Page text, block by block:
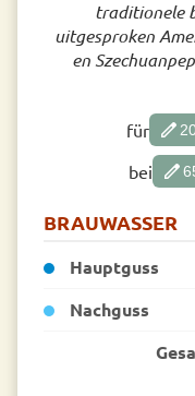
traditionele
uitgesproken
en
für edit
bei edit
BRAUWASSER
Hauptguss
Nachguss